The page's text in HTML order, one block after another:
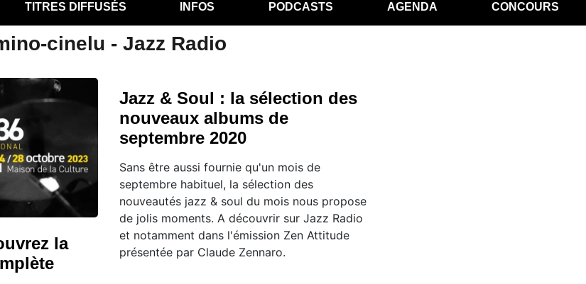
TITRES DIFFUSÉS INFOS PODCASTS AGENDA CONCOURS
cinelu - Jazz Radio
la
Jazz & Soul : la sélection des
nouveaux albums de
septembre 2020
Sans être aussi fournie qu'un mois de
septembre habituel, la sélection des
nouveautés jazz & soul du mois nous propose
de jolis moments. A découvrir sur Jazz Radio
et notamment dans l'émission Zen Attitude
présentée par Claude Zennaro.